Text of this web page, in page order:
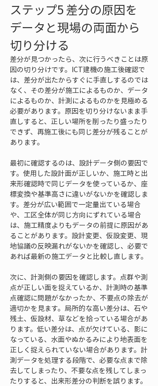
ステップ5 差分の原因を
データと現場の両面から
切り分ける
差分が見つかったら、次に行うべきことは原
因の切り分けです。ICT建機の施工後確認で
は、差分が出たからすぐに手直しするのでは
なく、その差分が施工によるものか、データ
によるものか、計測によるものかを見極める
必要があります。原因を切り分けないまま手
直しすると、正しい場所を削ったり盛ったり
できず、再施工後にも同じ差分が残ることが
あります。
最初に確認するのは、設計データ側の要因で
す。使用した設計面が正しいか、施工時と出
来形確認時で同じデータを使っているか、座
標変換や基準高さに違いがないかを確認しま
す。差分が広い範囲で一定量出ている場合
や、工区全体が同じ方向にずれている場合
は、施工精度よりもデータの前提に原因があ
ることがあります。設計変更、仮設変更、現
地協議の反映漏れがないかを確認し、必要で
あれば最新の施工データと比較し直します。
次に、計測側の要因を確認します。点群や測
点が正しい面を捉えているか、計測時の基準
点確認に問題がなかったか、不要点の除去が
適切かを見ます。局所的な高い差分は、石や
残土、仮設材、草などを拾っている場合があ
ります。低い差分は、点が欠けている、影に
なっている、水面やぬかるみにより地表面を
正しく捉えられていない場合があります。計
測データを処理する段階で、必要な点まで除
去してしまったり、不要な点を残してしまっ
たりすると、出来形差分の判断を誤ります。